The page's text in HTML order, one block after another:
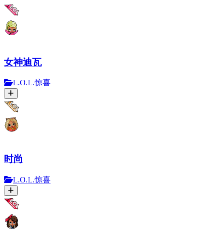
女神迪瓦
L.O.L.惊喜
时尚
L.O.L.惊喜